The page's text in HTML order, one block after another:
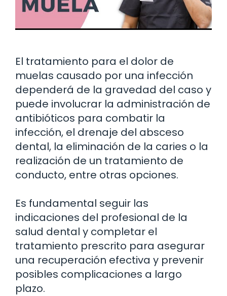
El tratamiento para el dolor de
muelas causado por una infección
dependerá de la gravedad del caso y
puede involucrar la administración de
antibióticos para combatir la
infección, el drenaje del absceso
dental, la eliminación de la caries o la
realización de un tratamiento de
conducto, entre otras opciones.
Es fundamental seguir las
indicaciones del profesional de la
salud dental y completar el
tratamiento prescrito para asegurar
una recuperación efectiva y prevenir
posibles complicaciones a largo
plazo.